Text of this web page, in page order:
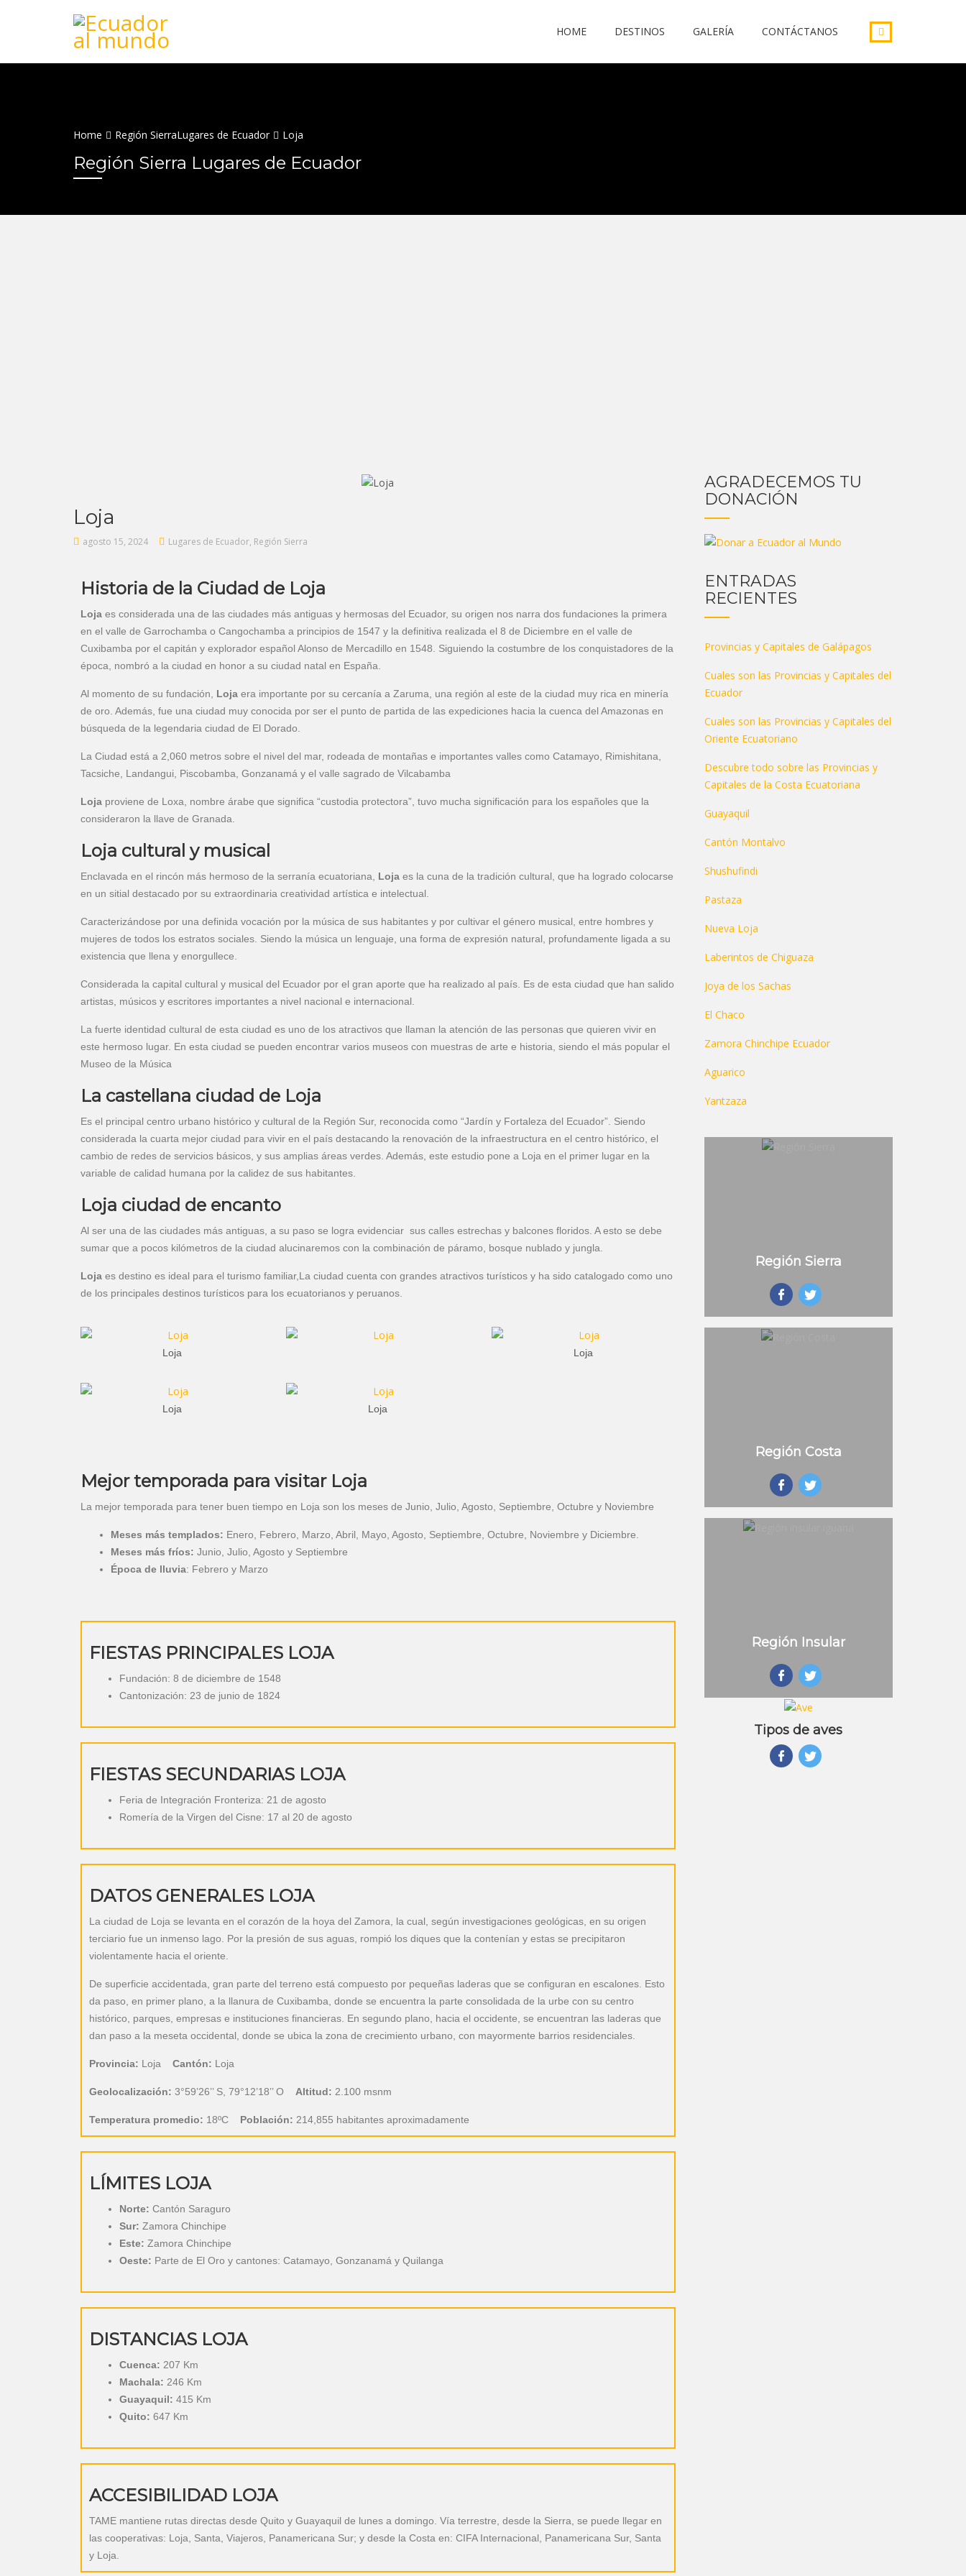
HOME DESTINOS GALERÍA CONTÁCTANOS
Home Región SierraLugares de Ecuador Loja
Región Sierra Lugares de Ecuador
Loja
agosto 15, 2024 Lugares de Ecuador, Región Sierra
Historia de la Ciudad de Loja
Loja es considerada una de las ciudades más antiguas y hermosas del Ecuador, su origen nos narra dos fundaciones la primera
en el valle de Garrochamba o Cangochamba a principios de 1547 y la definitiva realizada el 8 de Diciembre en el valle de
Cuxibamba por el capitán y explorador español Alonso de Mercadillo en 1548. Siguiendo la costumbre de los conquistadores de la
época, nombró a la ciudad en honor a su ciudad natal en España.
Al momento de su fundación, Loja era importante por su cercanía a Zaruma, una región al este de la ciudad muy rica en minería
de oro. Además, fue una ciudad muy conocida por ser el punto de partida de las expediciones hacia la cuenca del Amazonas en
búsqueda de la legendaria ciudad de El Dorado.
La Ciudad está a 2,060 metros sobre el nivel del mar, rodeada de montañas e importantes valles como Catamayo, Rimishitana,
Tacsiche, Landangui, Piscobamba, Gonzanamá y el valle sagrado de Vilcabamba
Loja proviene de Loxa, nombre árabe que significa “custodia protectora”, tuvo mucha significación para los españoles que la
consideraron la llave de Granada.
Loja cultural y musical
Enclavada en el rincón más hermoso de la serranía ecuatoriana, Loja es la cuna de la tradición cultural, que ha logrado colocarse
en un sitial destacado por su extraordinaria creatividad artística e intelectual.
Caracterizándose por una definida vocación por la música de sus habitantes y por cultivar el género musical, entre hombres y
mujeres de todos los estratos sociales. Siendo la música un lenguaje, una forma de expresión natural, profundamente ligada a su
existencia que llena y enorgullece.
Considerada la capital cultural y musical del Ecuador por el gran aporte que ha realizado al país. Es de esta ciudad que han salido
artistas, músicos y escritores importantes a nivel nacional e internacional.
La fuerte identidad cultural de esta ciudad es uno de los atractivos que llaman la atención de las personas que quieren vivir en
este hermoso lugar. En esta ciudad se pueden encontrar varios museos con muestras de arte e historia, siendo el más popular el
Museo de la Música
La castellana ciudad de Loja
Es el principal centro urbano histórico y cultural de la Región Sur, reconocida como “Jardín y Fortaleza del Ecuador”. Siendo
considerada la cuarta mejor ciudad para vivir en el país destacando la renovación de la infraestructura en el centro histórico, el
cambio de redes de servicios básicos, y sus amplias áreas verdes. Además, este estudio pone a Loja en el primer lugar en la
variable de calidad humana por la calidez de sus habitantes.
Loja ciudad de encanto
Al ser una de las ciudades más antiguas, a su paso se logra evidenciar sus calles estrechas y balcones floridos. A esto se debe
sumar que a pocos kilómetros de la ciudad alucinaremos con la combinación de páramo, bosque nublado y jungla.
Loja es destino es ideal para el turismo familiar,La ciudad cuenta con grandes atractivos turísticos y ha sido catalogado como uno
de los principales destinos turísticos para los ecuatorianos y peruanos.
Loja Loja
Loja Loja
Mejor temporada para visitar Loja
La mejor temporada para tener buen tiempo en Loja son los meses de Junio, Julio, Agosto, Septiembre, Octubre y Noviembre
Meses más templados: Enero, Febrero, Marzo, Abril, Mayo, Agosto, Septiembre, Octubre, Noviembre y Diciembre.
Meses más fríos: Junio, Julio, Agosto y Septiembre
Época de lluvia: Febrero y Marzo
FIESTAS PRINCIPALES LOJA
Fundación: 8 de diciembre de 1548
Cantonización: 23 de junio de 1824
FIESTAS SECUNDARIAS LOJA
Feria de Integración Fronteriza: 21 de agosto
Romería de la Virgen del Cisne: 17 al 20 de agosto
DATOS GENERALES LOJA
La ciudad de Loja se levanta en el corazón de la hoya del Zamora, la cual, según investigaciones geológicas, en su origen
terciario fue un inmenso lago. Por la presión de sus aguas, rompió los diques que la contenían y estas se precipitaron
violentamente hacia el oriente.
De superficie accidentada, gran parte del terreno está compuesto por pequeñas laderas que se configuran en escalones. Esto
da paso, en primer plano, a la llanura de Cuxibamba, donde se encuentra la parte consolidada de la urbe con su centro
histórico, parques, empresas e instituciones financieras. En segundo plano, hacia el occidente, se encuentran las laderas que
dan paso a la meseta occidental, donde se ubica la zona de crecimiento urbano, con mayormente barrios residenciales.
Provincia: Loja Cantón: Loja
Geolocalización: 3°59’26’’ S, 79°12’18’’ O Altitud: 2.100 msnm
Temperatura promedio: 18ºC Población: 214,855 habitantes aproximadamente
LÍMITES LOJA
Norte: Cantón Saraguro
Sur: Zamora Chinchipe
Este: Zamora Chinchipe
Oeste: Parte de El Oro y cantones: Catamayo, Gonzanamá y Quilanga
DISTANCIAS LOJA
Cuenca: 207 Km
Machala: 246 Km
Guayaquil: 415 Km
Quito: 647 Km
ACCESIBILIDAD LOJA
TAME mantiene rutas directas desde Quito y Guayaquil de lunes a domingo. Vía terrestre, desde la Sierra, se puede llegar en
las cooperativas: Loja, Santa, Viajeros, Panamericana Sur; y desde la Costa en: CIFA Internacional, Panamericana Sur, Santa
y Loja.
AGRADECEMOS TU
DONACIÓN
ENTRADAS
RECIENTES
Provincias y Capitales de Galápagos
Cuales son las Provincias y Capitales del
Ecuador
Cuales son las Provincias y Capitales del
Oriente Ecuatoriano
Descubre todo sobre las Provincias y
Capitales de la Costa Ecuatoriana
Guayaquil
Cantón Montalvo
Shushufindi
Pastaza
Nueva Loja
Laberintos de Chiguaza
Joya de los Sachas
El Chaco
Zamora Chinchipe Ecuador
Aguarico
Yantzaza
Región Sierra
Región Costa
Región Insular
Tipos de aves